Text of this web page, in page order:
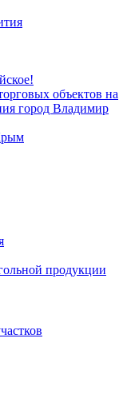
объектов на
город Владимир
продукции